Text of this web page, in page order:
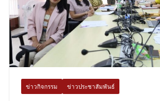
ข่าวกิจกรรม ข่าวประชาสัมพันธ์